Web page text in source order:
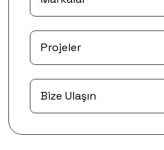
Projeler
Bize Ulaşın